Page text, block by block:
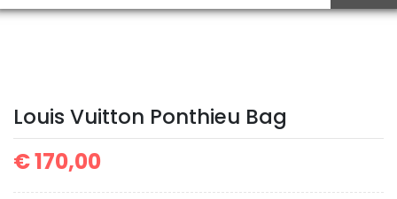
Bag
Louis Vuitton Ponthieu Bag
€170,00